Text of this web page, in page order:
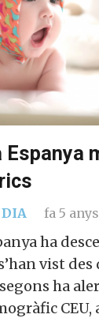
DIA fa 5 anys
ha
vist des
ha
CEU,